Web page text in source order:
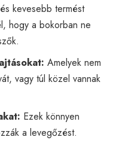
kevesebb termést
hogy a bokorban ne
Amelyek nem
vagy túl közel vannak
Ezek könnyen
a levegőzést.